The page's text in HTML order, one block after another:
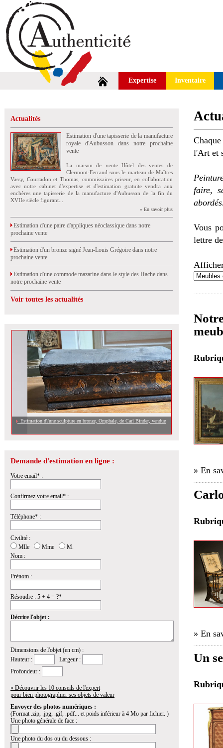
Expertise Inventaire
Actualités
Estimation d'une tapisserie de la manufacture
royale d'Aubusson dans notre prochaine
vente
La maison de vente Hôtel des ventes de
Clermont-Ferrand sous le marteau de Maîtres
Vassy, Courtadon et Thomas, commissaires priseur, en collaboration
avec notre cabinet d'expertise et d'estimation gratuite vendra aux
enchères une tapisserie de la manufacture d'Aubusson de la fin du
XVIIe siècle figurant...
» En savoir plus
Estimation d'une paire d'appliques néoclassique dans notre
prochaine vente
Estimation d'un bronze signé Jean-Louis Grégoire dans notre
prochaine vente
Estimation d'une commode mazarine dans le style des Hache dans
notre prochaine vente
Voir toutes les actualités
Estimation d\'une sculpture en bronze, Omphale, de Carl Binder, vendue
Demande d'estimation en ligne :
Votre email* :
Confirmez votre email* :
Téléphone* :
Civilité :
Mlle
Mme
M.
Nom :
Prénom :
Résoudre : 5 + 4 = ?*
Décrire l'objet :
Dimensions de l'objet (en cm) :
Hauteur :
Largeur :
Profondeur :
» Découvrir les 10 conseils de l'expert
pour bien photographier ses objets de valeur
Envoyer des photos numériques :
(Format .zip, .jpg, .gif, .pdf... et poids inférieur à 4 Mo par fichier. )
Une photo générale de face :
Une photo du dos ou du dessous :
l'Art et
faire,
Vous
lettre
» En
» En
Un